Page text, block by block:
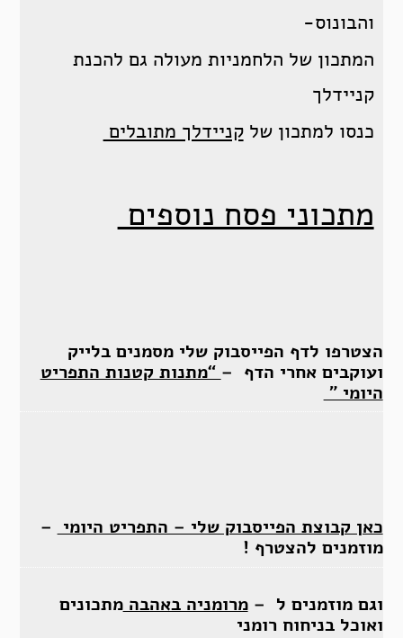
והבונוס-
המתכון של הלחמניות מעולה גם להכנת
קניידלך
כנסו למתכון שלקניידלך מתובלים
מתכוני פסח נוספים
הצטרפו לדף הפייסבוק שלי מסמנים בלייק
ועוקבים אחרי הדף – “מתנות קטנות התפריט
היומי ”
כאן קבוצת הפייסבוק שלי – התפריט היומי –
מוזמנים להצטרף !
וגם מוזמנים ל –מרומניה באהבהמתכונים
ואוכל בניחוח רומני